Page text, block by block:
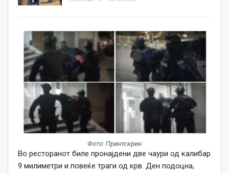
Фото: Принтскрин
Во ресторанот биле пронајдени две чаури од калибар
9 милиметри и повеќе траги од крв. Ден подоцна,